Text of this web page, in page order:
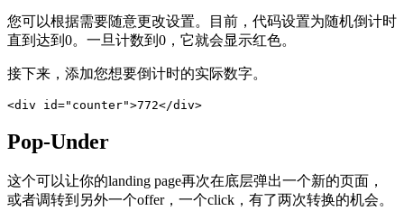
您可以根据需要随意更改设置。目前，代码设置为随机倒计时
直到达到0。一旦计数到0，它就会显示红色。
接下来，添加您想要倒计时的实际数字。
<div id="counter">772</div>
Pop-Under
这个可以让你的landing page再次在底层弹出一个新的页面，
或者调转到另外一个offer，一个click，有了两次转换的机会。